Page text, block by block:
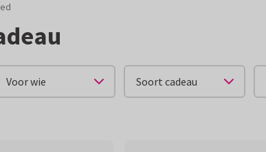
Voor wie Soort cadeau